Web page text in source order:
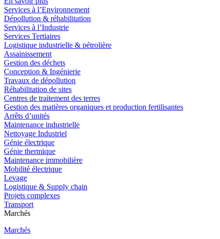
Services à l’Environnement
Dépollution & réhabilitation
Services à l’Industrie
Services Tertiaires
Logistique industrielle & pétrolière
Assainissement
Gestion des déchets
Conception & Ingénierie
Travaux de dépollution
Réhabilitation de sites
Centres de traitement des terres
Gestion des matières organiques et production fertilisantes
Arrêts d’unités
Maintenance industrielle
Nettoyage Industriel
Génie électrique
Génie thermique
Maintenance immobilière
Mobilité électrique
Levage
Logistique & Supply chain
Projets complexes
Transport
Marchés
Marchés